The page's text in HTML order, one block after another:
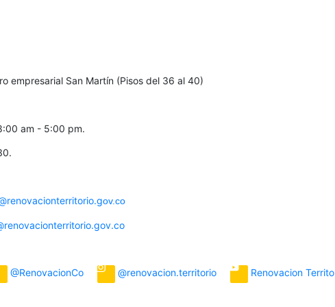
empresarial San Martín (Pisos del 36 al 40)
am - 5:00 pm.
ov.co
@RenovacionCo @renovacion.territorio Renovacion